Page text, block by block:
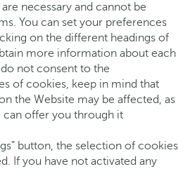
necessary and cannot be
You can set your preferences
on the different headings of
more information about each
not consent to the
of cookies, keep in mind that
the Website may be affected, as
can offer you through it
button, the selection of cookies
If you have not activated any